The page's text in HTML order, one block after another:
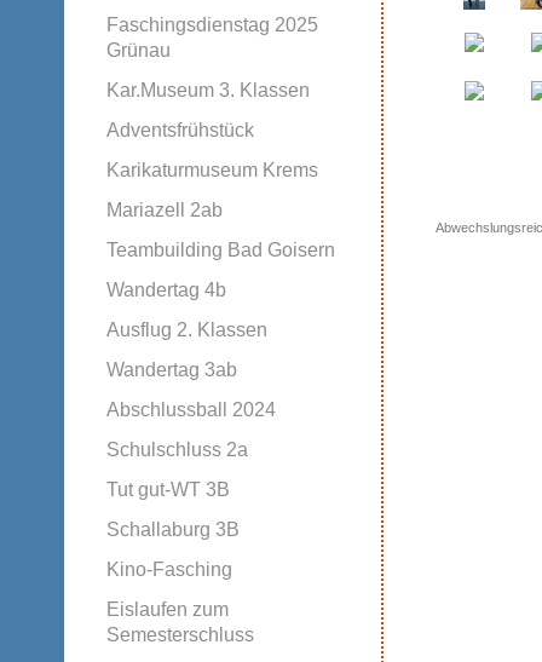
Faschingsdienstag 2025
Grünau
Kar.Museum 3. Klassen
Adventsfrühstück
Karikaturmuseum Krems
Mariazell 2ab
Teambuilding Bad Goisern
Wandertag 4b
Ausflug 2. Klassen
Wandertag 3ab
Abschlussball 2024
Schulschluss 2a
Tut gut-WT 3B
Schallaburg 3B
Kino-Fasching
Eislaufen zum
Semesterschluss